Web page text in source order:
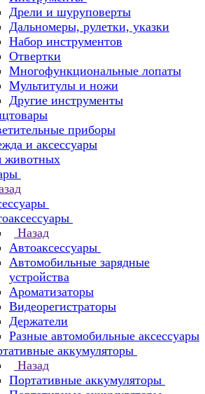
Дрели и шуруповерты
Дальномеры, рулетки, указки
Набор инструментов
Отвертки
Многофункциональные лопаты
Мультитулы и ножи
Другие инструменты
приборы
и аксессуары
животных
Назад
Автоаксессуары
Автомобильные зарядные
устройства
Ароматизаторы
Видеорегистраторы
Держатели
Разные автомобильные аксессуары
аккумуляторы
Назад
Портативные аккумуляторы